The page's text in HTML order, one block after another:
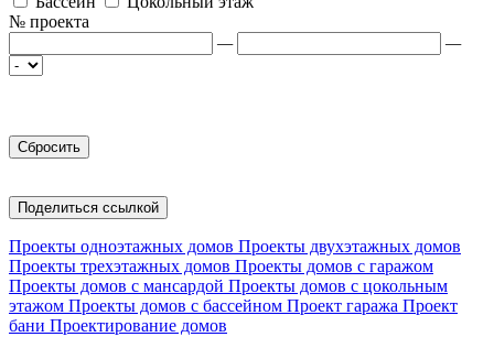
№ проекта
—
—
Поделиться ссылкой
Проекты одноэтажных домов Проекты двухэтажных домов
Проекты трехэтажных домов Проекты домов с гаражом
Проекты домов с мансардой Проекты домов с цокольным
этажом Проекты домов с бассейном Проект гаража Проект
бани Проектирование домов